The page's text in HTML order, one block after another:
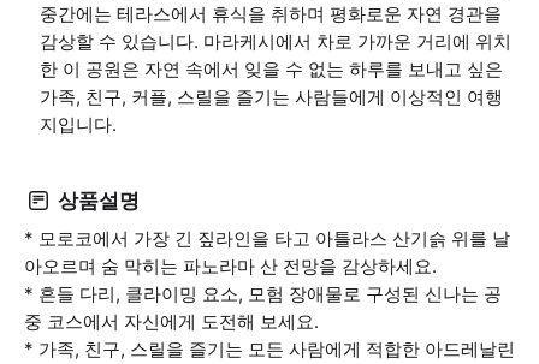
중간에는 테라스에서 휴식을 취하며 평화로운 자연 경관을
감상할 수 있습니다. 마라케시에서 차로 가까운 거리에 위치
한 이 공원은 자연 속에서 잊을 수 없는 하루를 보내고 싶은
가족, 친구, 커플, 스릴을 즐기는 사람들에게 이상적인 여행
지입니다.
상품설명
* 모로코에서 가장 긴 짚라인을 타고 아틀라스 산기슭 위를 날
아오르며 숨 막히는 파노라마 산 전망을 감상하세요.
* 흔들 다리, 클라이밍 요소, 모험 장애물로 구성된 신나는 공
중 코스에서 자신에게 도전해 보세요.
* 가족, 친구, 스릴을 즐기는 모든 사람에게 적합한 아드레날린